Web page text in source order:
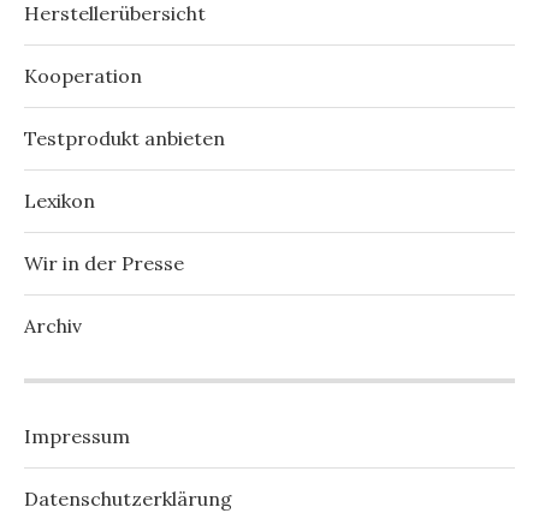
Herstellerübersicht
Kooperation
Testprodukt anbieten
Lexikon
Wir in der Presse
Archiv
Impressum
Datenschutzerklärung